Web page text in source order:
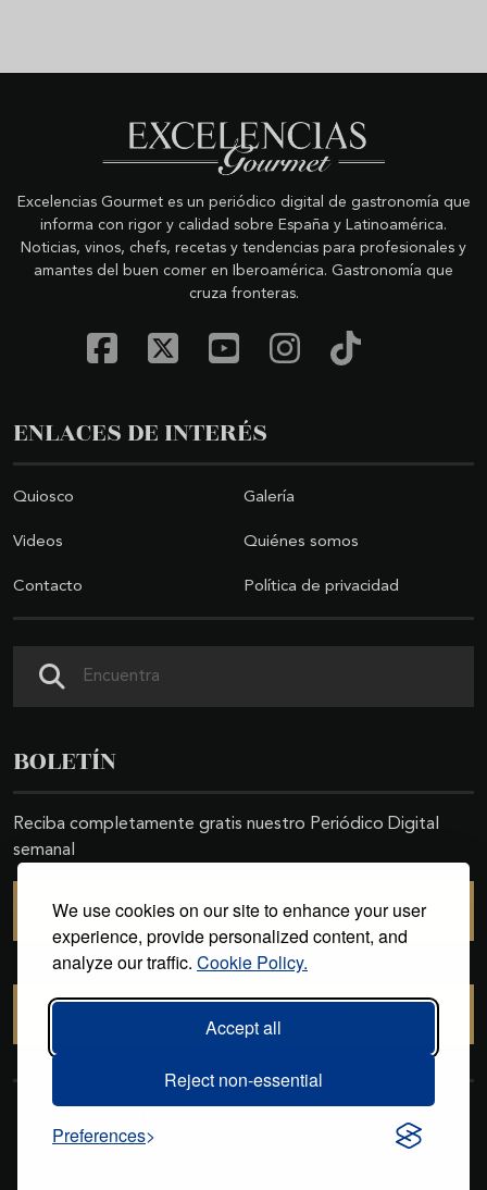
We use cookies on our site to enhance your user
experience, provide personalized content, and
analyze our traffic. Cookie Policy.
Accept all
Reject non-essential
Preferences
Excelencias Gourmet es un periódico digital de gastronomía que
informa con rigor y calidad sobre España y Latinoamérica.
Noticias, vinos, chefs, recetas y tendencias para profesionales y
amantes del buen comer en Iberoamérica. Gastronomía que
cruza fronteras.
ENLACES DE INTERÉS
Quiosco Galería
Videos Quiénes somos
Contacto Política de privacidad
BOLETÍN
Reciba completamente gratis nuestro Periódico Digital
semanal
SUSCRIBIRSE
reservados. Desarrollado por
.